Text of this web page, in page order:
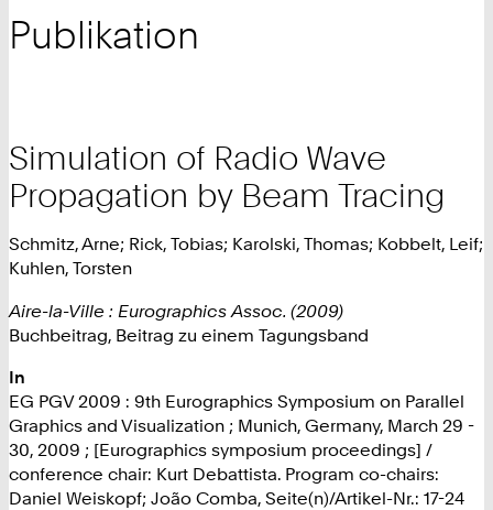
Publikation
Simulation of Radio Wave
Propagation by Beam Tracing
Schmitz, Arne; Rick, Tobias; Karolski, Thomas; Kobbelt, Leif;
Kuhlen, Torsten
Aire-la-Ville : Eurographics Assoc. (2009)
Buchbeitrag, Beitrag zu einem Tagungsband
In
EG PGV 2009 : 9th Eurographics Symposium on Parallel
Graphics and Visualization ; Munich, Germany, March 29 -
30, 2009 ; [Eurographics symposium proceedings] /
conference chair: Kurt Debattista. Program co-chairs:
Daniel Weiskopf; João Comba, Seite(n)/Artikel-Nr.: 17-24